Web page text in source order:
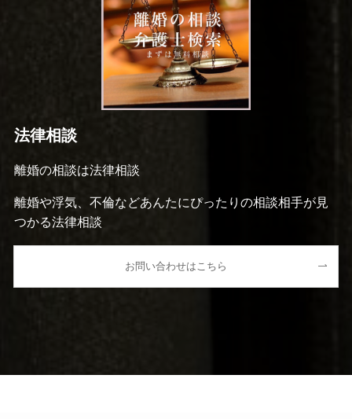
法律相談
離婚の相談は法律相談
離婚や浮気、不倫などあんたにぴったりの相談相手が見
つかる法律相談
お問い合わせはこちら